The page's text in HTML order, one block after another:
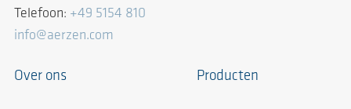
Telefoon: +49 5154 810
info@aerzen.com
Over ons Producten